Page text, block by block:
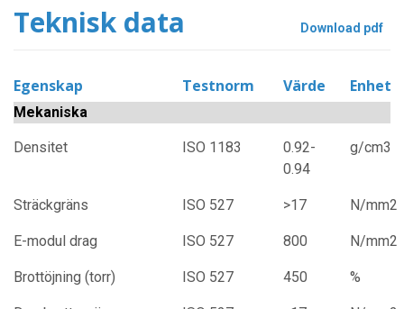
Teknisk data Download pdf
Egenskap Testnorm Värde Enhet
Mekaniska
Densitet ISO 1183
0.92-
0.94
g/cm3
Sträckgräns ISO 527 >17 N/mm2
E-modul drag ISO 527 800 N/mm2
Brottöjning (torr) ISO 527 450 %